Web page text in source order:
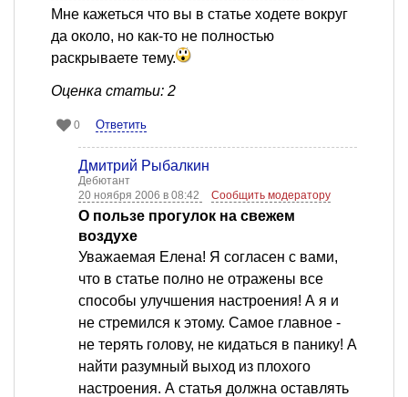
Мне кажеться что вы в статье ходете вокруг
да около, но как-то не полностью
раскрываете тему.
Оценка статьи: 2
0 Ответить
Дмитрий Рыбалкин
Дебютант
20 ноября 2006 в 08:42
Сообщить модератору
О пользе прогулок на свежем
воздухе
Уважаемая Елена! Я согласен с вами,
что в статье полно не отражены все
способы улучшения настроения! А я и
не стремился к этому. Самое главное -
не терять голову, не кидаться в панику! А
найти разумный выход из плохого
настроения. А статья должна оставлять